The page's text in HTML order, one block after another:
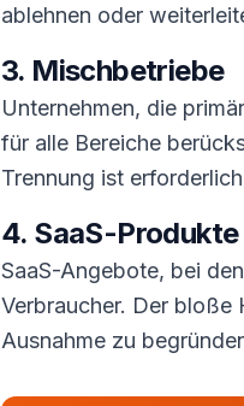
ablehnen oder
3. Mischbetriebe
Unternehmen, die
für alle Bereiche
Trennung ist
4. SaaS-
SaaS-Angebote, bei
Verbraucher. Der bloße
Ausnahme zu